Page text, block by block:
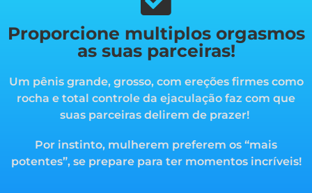
Proporcione multiplos orgasmos
as suas parceiras!
Um pênis grande, grosso, com ereções firmes como
rocha e total controle da ejaculação faz com que
suas parceiras delirem de prazer!
Por instinto, mulherem preferem os “mais
potentes”, se prepare para ter momentos incríveis!